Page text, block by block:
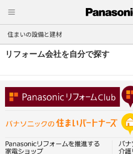
住まいの設備と建材
リフォーム会社を自分で探す